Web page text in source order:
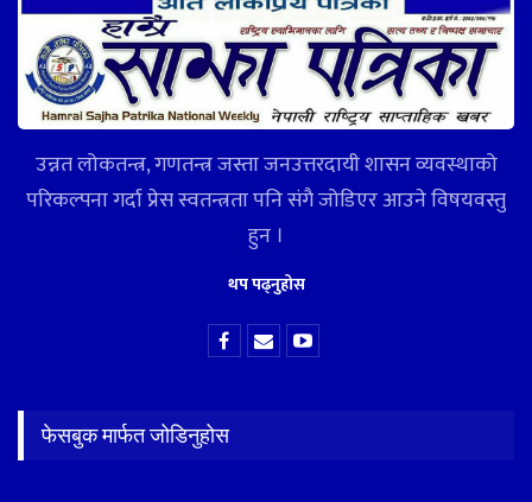
उन्नत लोकतन्त्र, गणतन्त्र जस्ता जनउत्तरदायी शासन व्यवस्थाको
परिकल्पना गर्दा प्रेस स्वतन्त्रता पनि संगै जोडिएर आउने विषयवस्तु
हुन ।
थप पढ्नुहोस
फेसबुक मार्फत जोडिनुहोस